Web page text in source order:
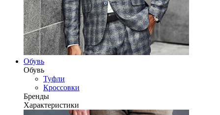
Обувь
Обувь
Туфли
Кроссовки
Бренды
Характеристики